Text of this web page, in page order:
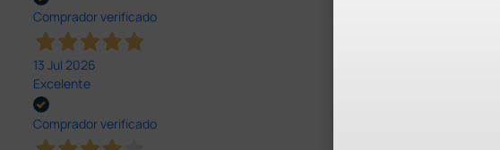
Comprador verificado
13 Jul 2026
Excelente
Comprador verificado